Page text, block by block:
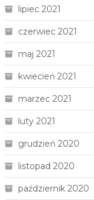
lipiec 2021
czerwiec 2021
maj 2021
kwiecień 2021
marzec 2021
luty 2021
grudzień 2020
listopad 2020
październik 2020